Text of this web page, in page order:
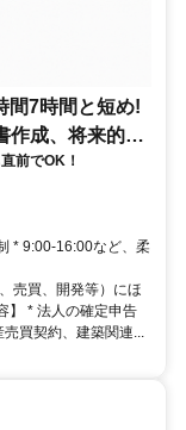
間7時間と短め!
作成、将来的に
前でOK！
* 9:00-16:00など、柔
売買、開発等）にほ
】 * 法人の確定申告
買契約、建築関連...